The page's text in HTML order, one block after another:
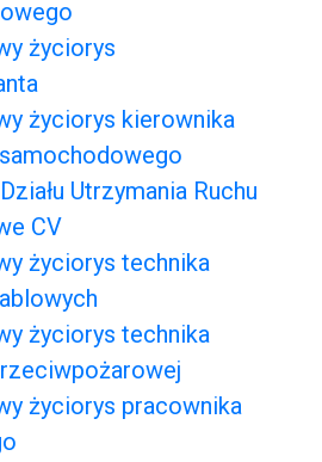
życiorys
życiorys kierownika
Utrzymania Ruchu
CV
życiorys technika
życiorys technika
życiorys pracownika